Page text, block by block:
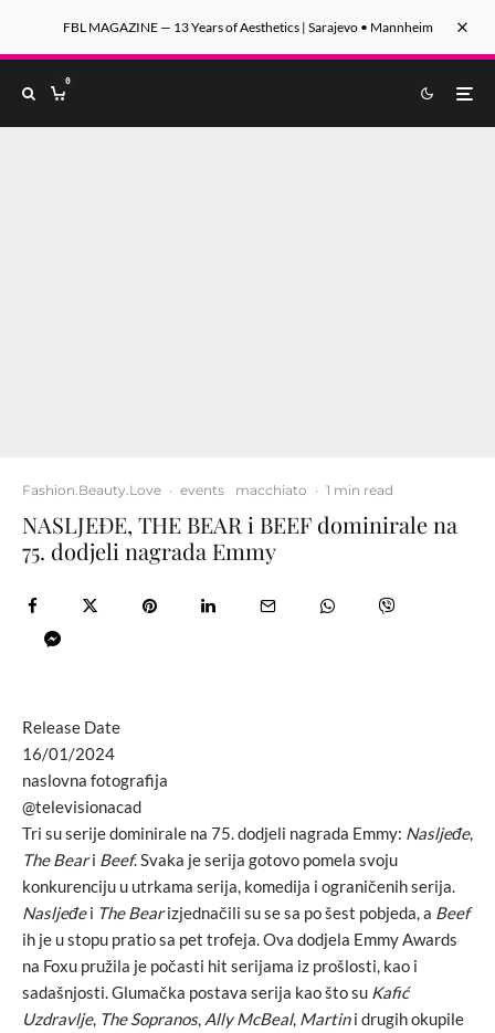
FBL MAGAZINE — 13 Years of Aesthetics | Sarajevo • Mannheim
0
Fashion.Beauty.Love · events macchiato · 1 min read
NASLJEĐE, THE BEAR i BEEF dominirale na
75. dodjeli nagrada Emmy
Release Date
16/01/2024
naslovna fotografija
@televisionacad
Tri su serije dominirale na 75. dodjeli nagrada Emmy: Nasljeđe,
The Beari Beef. Svaka je serija gotovo pomela svoju
konkurenciju u utrkama serija, komedija i ograničenih serija.
Nasljeđei The Bearizjednačili su se sa po šest pobjeda, a Beef
ih je u stopu pratio sa pet trofeja. Ova dodjela Emmy Awards
na Foxu pružila je počasti hit serijama iz prošlosti, kao i
sadašnjosti. Glumačka postava serija kao što su Kafić
Uzdravlje, The Sopranos, Ally McBeal, Martini drugih okupile